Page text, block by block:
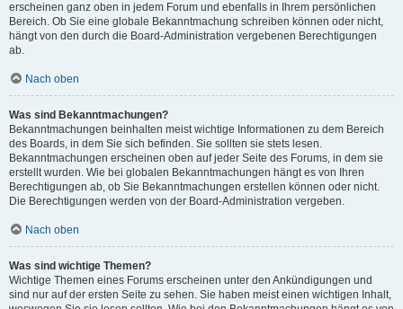
erscheinen ganz oben in jedem Forum und ebenfalls in Ihrem persönlichen
Bereich. Ob Sie eine globale Bekanntmachung schreiben können oder nicht,
hängt von den durch die Board-Administration vergebenen Berechtigungen
ab.
Nach oben
Was sind Bekanntmachungen?
Bekanntmachungen beinhalten meist wichtige Informationen zu dem Bereich
des Boards, in dem Sie sich befinden. Sie sollten sie stets lesen.
Bekanntmachungen erscheinen oben auf jeder Seite des Forums, in dem sie
erstellt wurden. Wie bei globalen Bekanntmachungen hängt es von Ihren
Berechtigungen ab, ob Sie Bekanntmachungen erstellen können oder nicht.
Die Berechtigungen werden von der Board-Administration vergeben.
Nach oben
Was sind wichtige Themen?
Wichtige Themen eines Forums erscheinen unter den Ankündigungen und
sind nur auf der ersten Seite zu sehen. Sie haben meist einen wichtigen Inhalt,